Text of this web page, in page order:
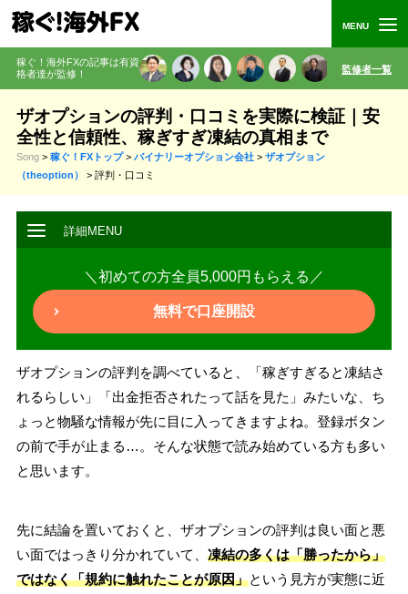
稼ぐ！海外FXの記事は有資
格者達が監修 ！ 監修者一覧
ザオプションの評判・口コミを実際に検証｜安
全性と信頼性、稼ぎすぎ凍結の真相まで
Song > 稼ぐ！FXトップ> バイナリーオプション会社> ザオプション
（theoption）
> 評判・口コミ
＼初めての方全員5,000円もらえる／
無料で口座開設
ザオプションの評判を調べていると、「稼ぎすぎると凍結さ
れるらしい」「出金拒否されたって話を見た」みたいな、ち
ょっと物騒な情報が先に目に入ってきますよね。登録ボタン
の前で手が止まる…。そんな状態で読み始めている方も多い
と思います。
先に結論を置いておくと、ザオプションの評判は良い面と悪
い面ではっきり分かれていて、 凍結の多くは「勝ったから」
ではなく「規約に触れたことが原因」という見方が実態に近